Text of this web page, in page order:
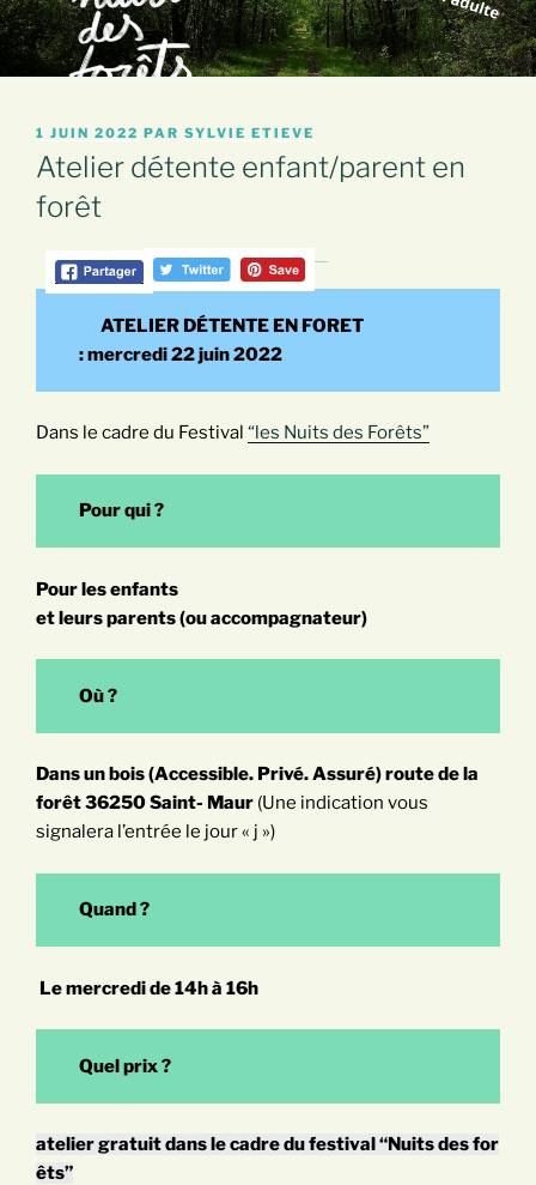
PUBLIÉ
LE
1 JUIN 2022 PAR SYLVIE ETIEVE
Atelier détente enfant/parent en
forêt
ATELIER DÉTENTE EN FORET
: mercredi 22 juin 2022
Dans le cadre du Festival “les Nuits des Forêts”
Pour qui ?
Pour les enfants
et leurs parents (ou accompagnateur)
Où ?
Dans un bois (Accessible. Privé. Assuré) route de la
forêt 36250 Saint- Maur (Une indication vous
signalera l’entrée le jour « j »)
Quand ?
Le mercredi de 14h à 16h
Quel prix ?
atelier gratuit dans le cadre du festival “Nuits des for
êts”